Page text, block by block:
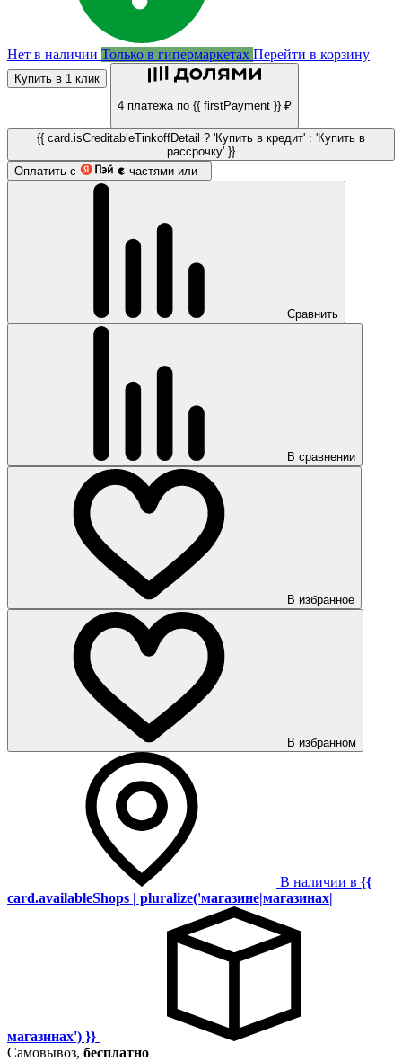
Нет в наличии Только в гипермаркетах Перейти в корзину
Купить в 1 клик
4 платежа по {{ firstPayment }} ₽
{{ card.isCreditableTinkoffDetail ? 'Купить в кредит' : 'Купить в
рассрочку' }}
Оплатить с
частями или
Сравнить
В сравнении
В избранное
В избранном
В наличии в {{
card.availableShops | pluralize('магазине|магазинах|
магазинах') }}
Самовывоз, бесплатно